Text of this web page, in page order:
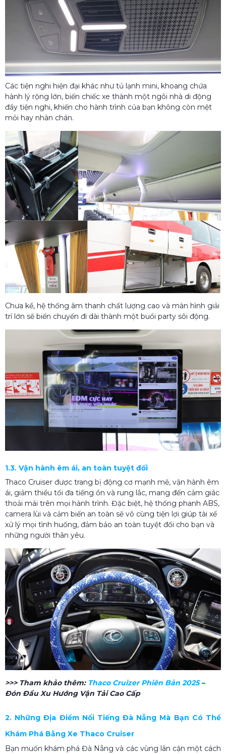
Các tiện nghi hiện đại khác như tủ lạnh mini, khoang chứa
hành lý rộng lớn, biến chiếc xe thành một ngôi nhà di động
đầy tiện nghi, khiến cho hành trình của bạn không còn mệt
mỏi hay nhàn chán.
Chưa kể, hệ thống âm thanh chất lượng cao và màn hình giải
trí lớn sẽ biến chuyến đi dài thành một buổi party sôi động.
1.3. Vận hành êm ái, an toàn tuyệt đối
Thaco Cruiser được trang bị động cơ mạnh mẽ, vận hành êm
ái, giảm thiểu tối đa tiếng ồn và rung lắc, mang đến cảm giác
thoải mái trên mọi hành trình. Đặc biệt, hệ thống phanh ABS,
camera lùi và cảm biến an toàn sẽ vô cùng tiện lợi giúp tài xế
xử lý mọi tình huống, đảm bảo an toàn tuyệt đối cho bạn và
những người thân yêu.
>>> Tham khảo thêm: Thaco Cruizer Phiên Bản 2025 –
Đón Đầu Xu Hướng Vận Tải Cao Cấp
2. Những Địa Điểm Nổi Tiếng Đà Nẵng Mà Bạn Có Thể
Khám Phá Bằng Xe Thaco Cruiser
Bạn muốn khám phá Đà Nẵng và các vùng lân cận một cách